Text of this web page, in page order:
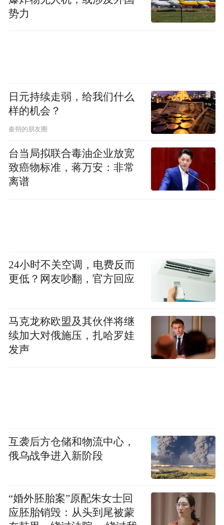
势力
日元持续走弱，给我们什么
样的机会？
秦朔的朋友圈
台当局拟联合毒油企业放宽
致癌物标准，蒋万安：非常
离谱
24小时不关空调，电费反而
更低？网友吵翻，官方回应
马克龙称欧盟及其伙伴将继
续加大对俄施压，扎哈罗娃
发声
互袭后方仓储和物流中心，
俄乌战争进入新阶段
“婚外胚胎案”原配朱女士回
应胚胎销毁：从头到尾被蒙